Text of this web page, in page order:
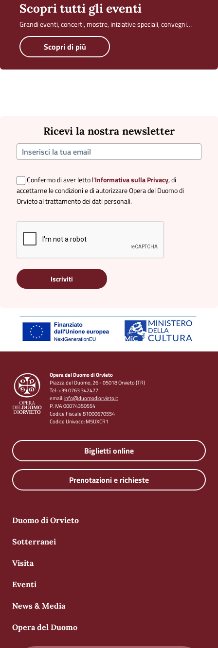
Scopri tutti gli eventi
Grandi eventi, concerti, mostre, iniziative speciali, convegni…
Scopri di più
Ricevi la nostra newsletter
Confermo di aver letto l'Informativa sulla Privacy, di
accettarne le condizioni e di autorizzare Opera del Duomo di
Orvieto al trattamento dei dati personali.
Iscriviti
Opera del Duomo di Orvieto
Piazza del Duomo, 26 - 05018 Orvieto (TR)
Tel:+39 0763 342477
email:info@duomodiorvieto.it
P. IVA 00074350554
Codice Fiscale 81000670554
Codice Univoco: M5UXCR1
Biglietti online
Prenotazioni e richieste
Duomo di Orvieto
Sotterranei
Visita
Eventi
News & Media
Opera del Duomo